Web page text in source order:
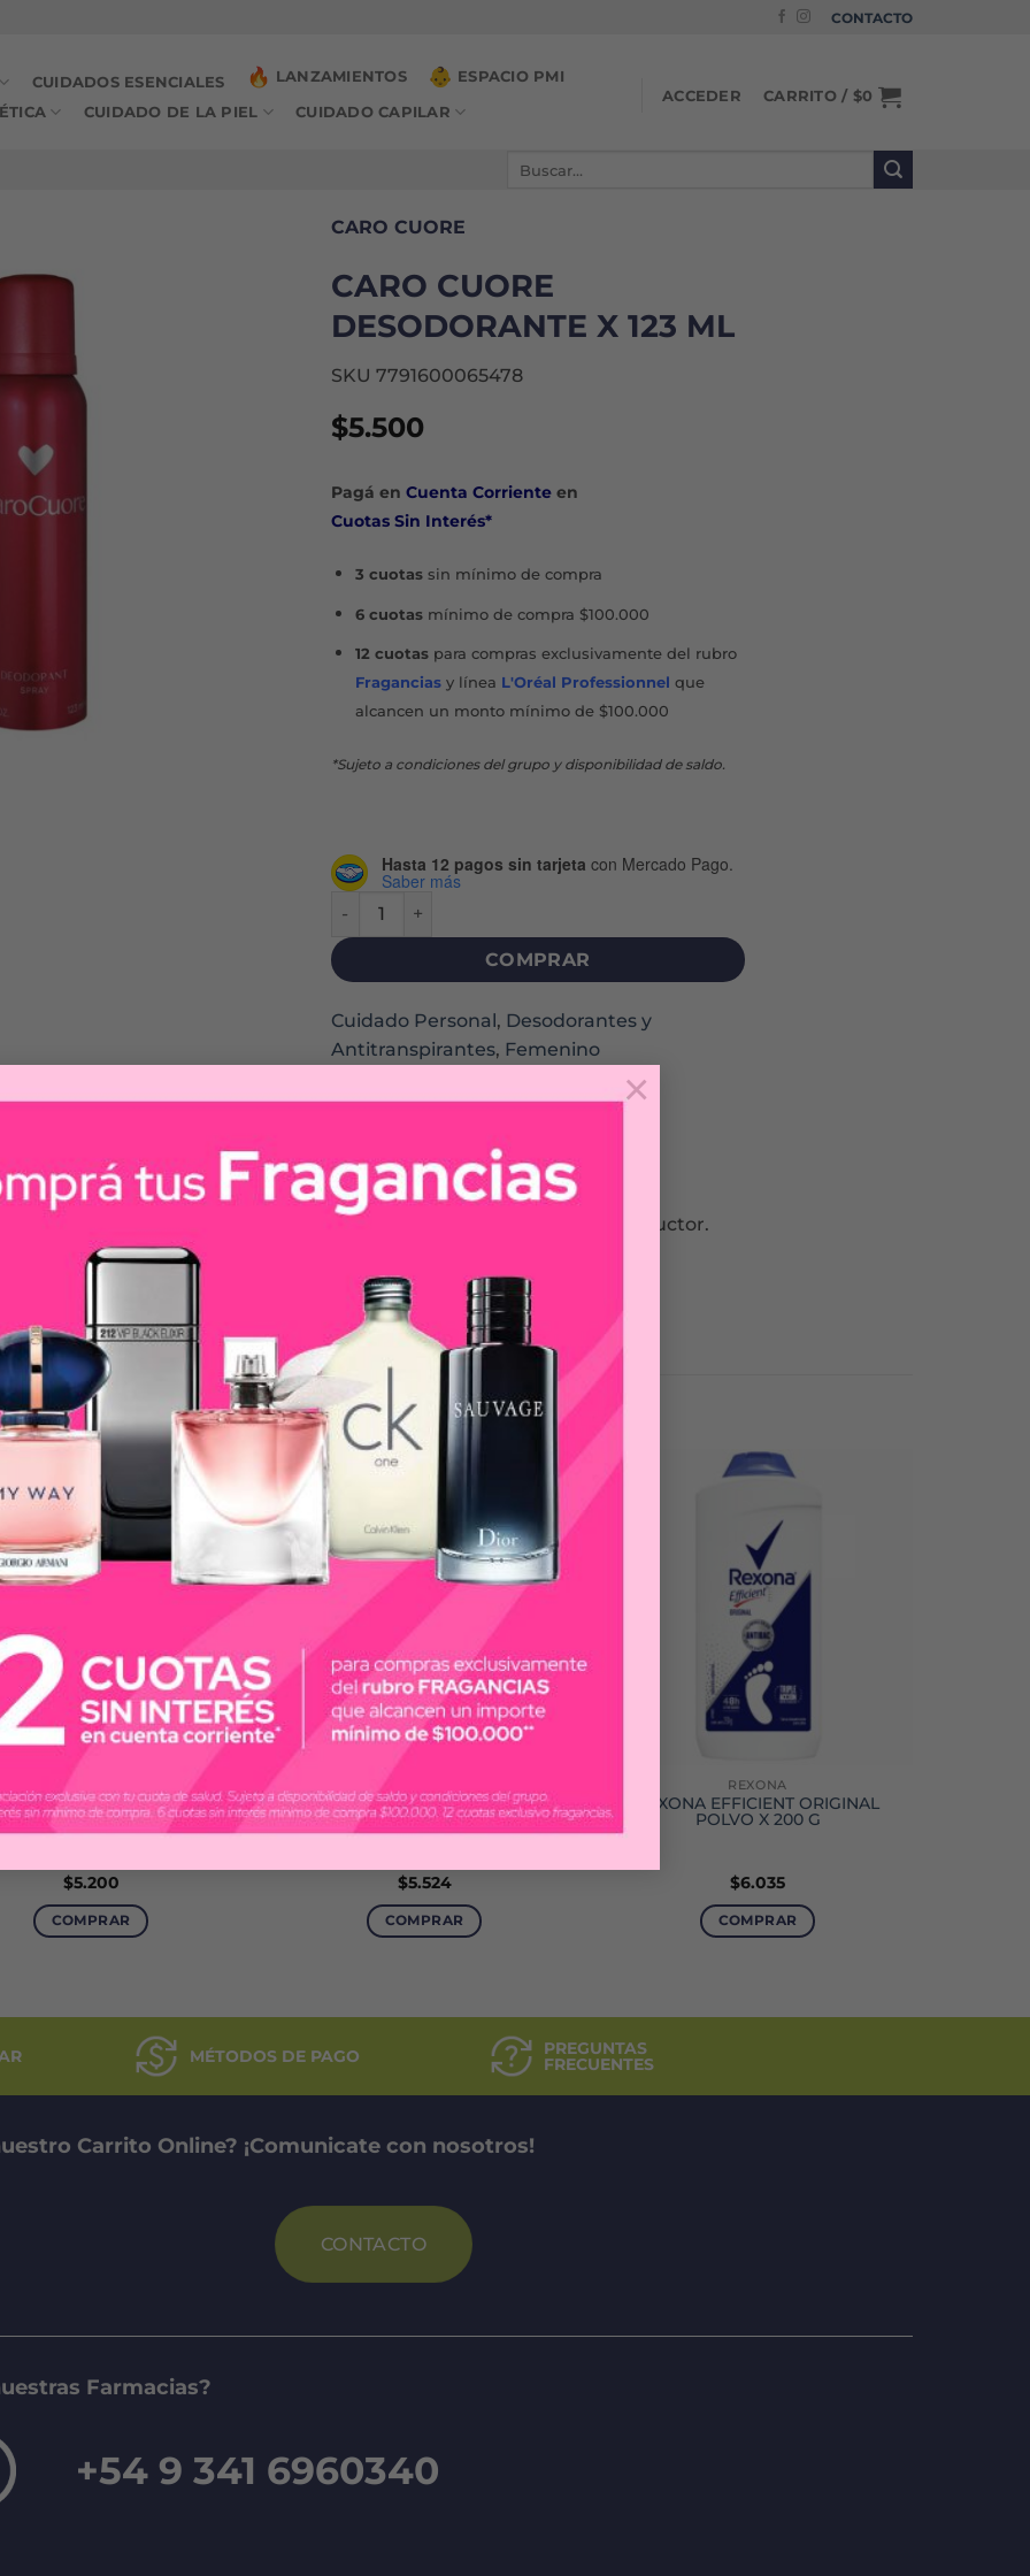
×
CONTACTO
CUIDADOS ESENCIALES LANZAMIENTOS ESPACIO PMI
CUIDADO DE LA PIEL CUIDADO CAPILAR
ACCEDER CARRITO / $0
CARO CUORE
CARO CUORE
DESODORANTE X 123 ML
SKU 7791600065478
$5.500
Pagá en Cuenta Corrienteen
Cuotas Sin Interés*
3 cuotassin mínimo de compra
6 cuotasmínimo de compra $100.000
12 cuotaspara compras exclusivamente del rubro
Fraganciasy línea L'Oréal Professionnel que
alcancen un monto mínimo de $100.000
*Sujeto a condiciones del grupo y disponibilidad de saldo.
Hasta 12 pagos sin tarjeta con Mercado Pago.
Saber más
CARO CUORE DESODORANTE X 123 ML cantidad
COMPRAR
Cuidado Personal, Desodorantes y
Antitranspirantes, Femenino
con maderas de sándalo y cedro revelan un final envolvente y seductor.
BROSS LONDON
LONDON WARRIOR
X 150 ML
$5.200
COMPRAR
DOVE ORIGINAL
ANTITRANSPIRANTE X 150 ML
$5.524
COMPRAR
REXONA
REXONA EFFICIENT ORIGINAL
POLVO X 200 G
$6.035
COMPRAR
MÉTODOS DE PAGO PREGUNTAS
FRECUENTES
Carrito Online? ¡Comunicate con nosotros!
CONTACTO
Farmacias?
+54 9 341 6960340